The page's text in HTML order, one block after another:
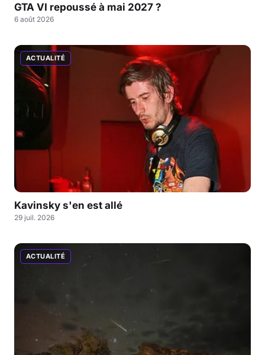
GTA VI repoussé à mai 2027 ?
6 août 2026
ACTUALITÉ
Kavinsky s'en est allé
29 juil. 2026
ACTUALITÉ